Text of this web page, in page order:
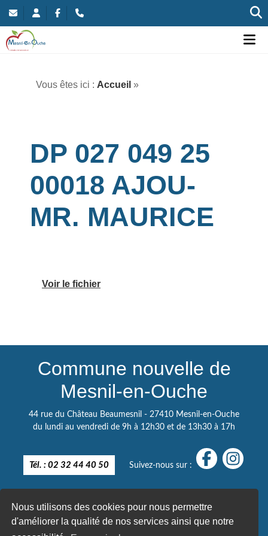
Nous utilisons des cookies pour nous permettre
d'améliorer la qualité de nos services ainsi que notre
Vous êtes ici : Accueil »
DP 027 049 25
00018 AJOU-
MR. MAURICE
Voir le fichier
Commune nouvelle de
Mesnil-en-Ouche
44 rue du Château Beaumesnil - 27410 Mesnil-en-Ouche
du lundi au vendredi de 9h à 12h30 et de 13h30 à 17h
Tél. : 02 32 44 40 50 Suivez-nous sur :